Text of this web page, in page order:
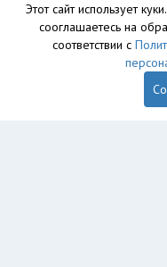
Этот сайт использует
сооглашаетесь на
соответствии с